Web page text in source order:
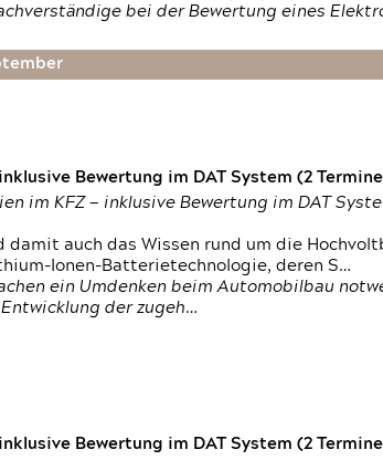
bei der Bewertung eines
Bewertung im DAT System (2
im KFZ — inklusive Bewertung im DAT
damit auch das Wissen rund um die
Ionen-Batterietechnologie, deren S…
ein Umdenken beim Automobilbau
der zugeh…
Bewertung im DAT System (2